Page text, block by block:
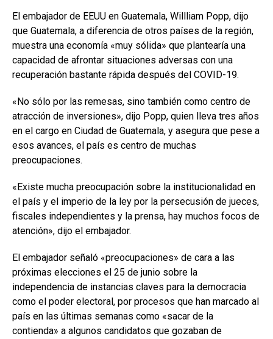
El embajador de EEUU en Guatemala, Willliam Popp, dijo
que Guatemala, a diferencia de otros países de la región,
muestra una economía «muy sólida» que plantearía una
capacidad de afrontar situaciones adversas con una
recuperación bastante rápida después del COVID-19.
«No sólo por las remesas, sino también como centro de
atracción de inversiones», dijo Popp, quien lleva tres años
en el cargo en Ciudad de Guatemala, y asegura que pese a
esos avances, el país es centro de muchas
preocupaciones.
«Existe mucha preocupación sobre la institucionalidad en
el país y el imperio de la ley por la persecusión de jueces,
fiscales independientes y la prensa, hay muchos focos de
atención», dijo el embajador.
El embajador señaló «preocupaciones» de cara a las
próximas elecciones el 25 de junio sobre la
independencia de instancias claves para la democracia
como el poder electoral, por procesos que han marcado al
país en las últimas semanas como «sacar de la
contienda» a algunos candidatos que gozaban de